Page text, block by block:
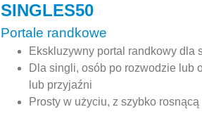
SINGLES50
Portale randkowe
Ekskluzywny portal randkowy dla
Dla singli, osób po rozwodzie lub
lub przyjaźni
Prosty w użyciu, z szybko